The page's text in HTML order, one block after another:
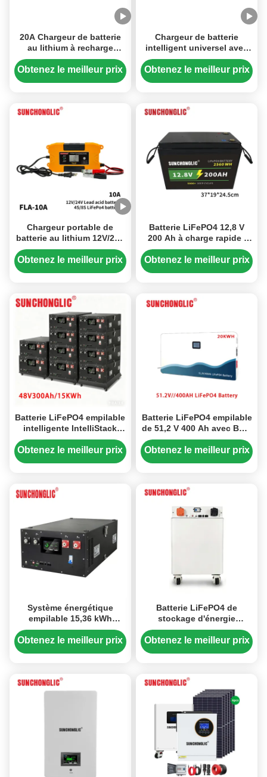
20A Chargeur de batterie
au lithium à recharge
rapide avec détection
automatique de tension et
Obtenez le meilleur prix
Chargeur de batterie
intelligent universel avec
détection automatique
12V/24V, mode de
réparation d'impulsion et
Obtenez le meilleur prix
Chargeur portable de
batterie au lithium 12V/24V
10A avec charge à
impulsion intelligente pour
les batteries au plomb et
Obtenez le meilleur prix
Batterie LiFePO4 12,8 V
200 Ah à charge rapide |
Batterie au lithium fer
phosphate longue durée et
Obtenez le meilleur prix
Batterie LiFePO4 empilable
intelligente IntelliStack
BMS 51,2 V 300 Ah avec
une capacité de 15,36 kWh
Obtenez le meilleur prix
Batterie LiFePO4 empilable
de 51,2 V 400 Ah avec BMS
intelligent pour une
connexion parallèle
Obtenez le meilleur prix
Système énergétique
empilable 15,36 kWh
Batterie LiFePO4 51,2 V
300 Ah avec BMS
Obtenez le meilleur prix
Batterie LiFePO4 de
stockage d'énergie
verticale 25,6 V 300 Ah 7,68
kWh avec BMS intelligent
Obtenez le meilleur prix